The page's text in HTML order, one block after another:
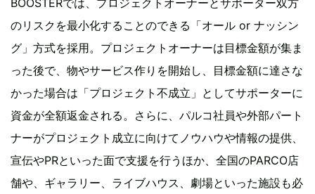
BOOSTERでは、プロジェクトオーナーとサポーター双方
のリスクを最小化することのできる「オール or ナッシン
グ」方式を採用。プロジェクトオーナーは目標金額が集ま
った後で、物やサービス作りを開始し、目標金額に達さな
かった場合は「プロジェクト不成立」としてサポーターに
資金が全額返金される。さらに、パルコ社員や外部パート
ナーがプロジェクト成立に向けてノウハウや情報の提供、
宣伝やPRといった面で支援を行うほか、全国のPARCO店
舗や、ギャラリー、ライブハウス、劇場といった施設も必